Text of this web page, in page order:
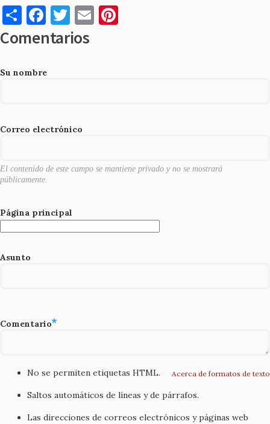
S
h
ar
e
F
a
c
e
o
T
w
it
E
m
Comentarios
Su nombre
Correo electrónico
El contenido de este campo se mantiene privado y no se mostrará
públicamente.
Página principal
Asunto
Comentario
Acerca de formatos de texto
No se permiten etiquetas HTML.
Saltos automáticos de líneas y de párrafos.
Las direcciones de correos electrónicos y páginas web